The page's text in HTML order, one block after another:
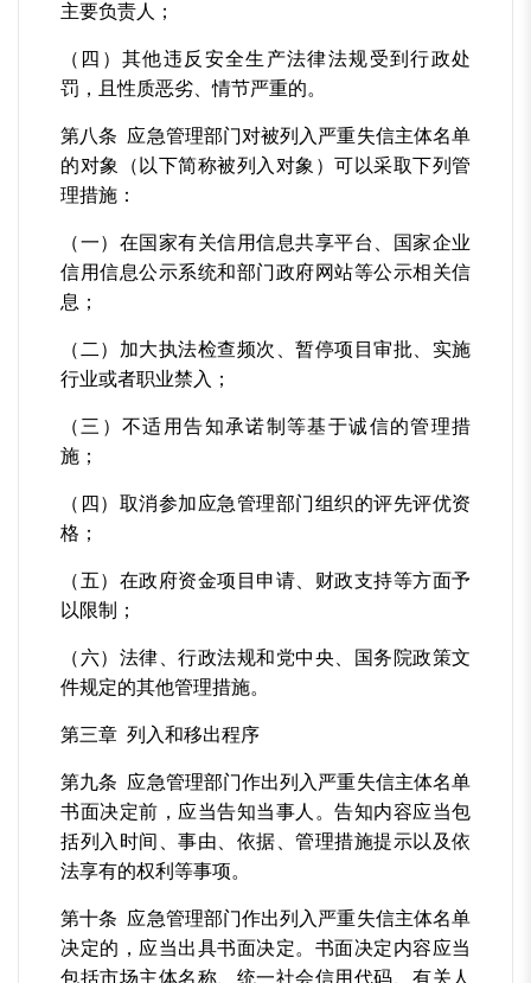
主要负责人；
（四）其他违反安全生产法律法规受到行政处
罚，且性质恶劣、情节严重的。
第八条 应急管理部门对被列入严重失信主体名单
的对象（以下简称被列入对象）可以采取下列管
理措施：
（一）在国家有关信用信息共享平台、国家企业
信用信息公示系统和部门政府网站等公示相关信
息；
（二）加大执法检查频次、暂停项目审批、实施
行业或者职业禁入；
（三）不适用告知承诺制等基于诚信的管理措
施；
（四）取消参加应急管理部门组织的评先评优资
格；
（五）在政府资金项目申请、财政支持等方面予
以限制；
（六）法律、行政法规和党中央、国务院政策文
件规定的其他管理措施。
第三章 列入和移出程序
第九条 应急管理部门作出列入严重失信主体名单
书面决定前，应当告知当事人。告知内容应当包
括列入时间、事由、依据、管理措施提示以及依
法享有的权利等事项。
第十条 应急管理部门作出列入严重失信主体名单
决定的，应当出具书面决定。书面决定内容应当
包括市场主体名称、统一社会信用代码、有关人